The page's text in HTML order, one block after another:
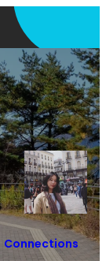
Connections